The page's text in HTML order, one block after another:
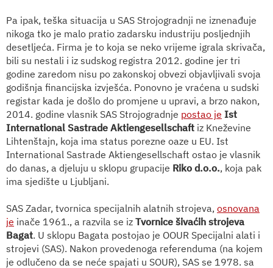
Pa ipak, teška situacija u SAS Strojogradnji ne iznenađuje
nikoga tko je malo pratio zadarsku industriju posljednjih
desetljeća. Firma je to koja se neko vrijeme igrala skrivača,
bili su nestali i iz sudskog registra 2012. godine jer tri
godine zaredom nisu po zakonskoj obvezi objavljivali svoja
godišnja financijska izvješća. Ponovno je vraćena u sudski
registar kada je došlo do promjene u upravi, a brzo nakon,
2014. godine vlasnik SAS Strojogradnje postao je Ist
International Sastrade Aktiengesellschaft iz Kneževine
Lihtenštajn, koja ima status porezne oaze u EU. Ist
International Sastrade Aktiengesellschaft ostao je vlasnik
do danas, a djeluju u sklopu grupacije Riko d.o.o., koja pak
ima sjedište u Ljubljani.
SAS Zadar, tvornica specijalnih alatnih strojeva, osnovana
je inače 1961., a razvila se iz Tvornice šivaćih strojeva
Bagat. U sklopu Bagata postojao je OOUR Specijalni alati i
strojevi (SAS). Nakon provedenoga referenduma (na kojem
je odlučeno da se neće spajati u SOUR), SAS se 1978. sa